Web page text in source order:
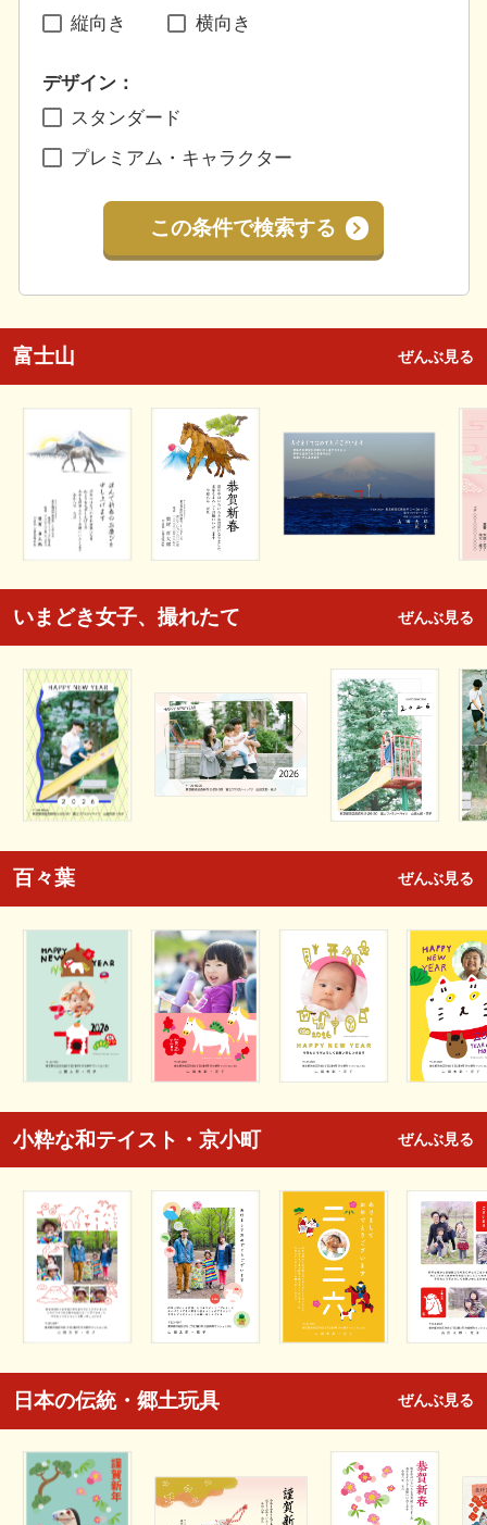
縦向き
横向き
デザイン：
スタンダード
プレミアム・キャラクター
この条件で検索する
富士山 ぜんぶ見る
いまどき女子、撮れたて ぜんぶ見る
百々葉 ぜんぶ見る
小粋な和テイスト・京小町 ぜんぶ見る
日本の伝統・郷土玩具 ぜんぶ見る